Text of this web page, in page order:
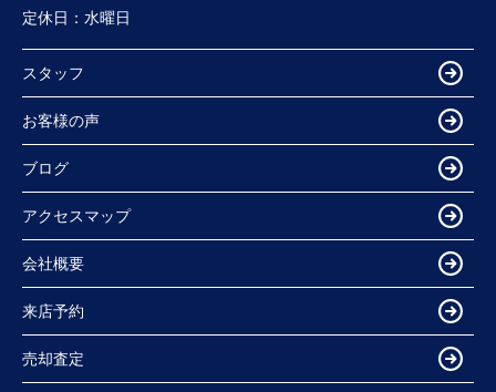
定休日： 水曜日
スタッフ
お客様の声
ブログ
アクセスマップ
会社概要
来店予約
売却査定